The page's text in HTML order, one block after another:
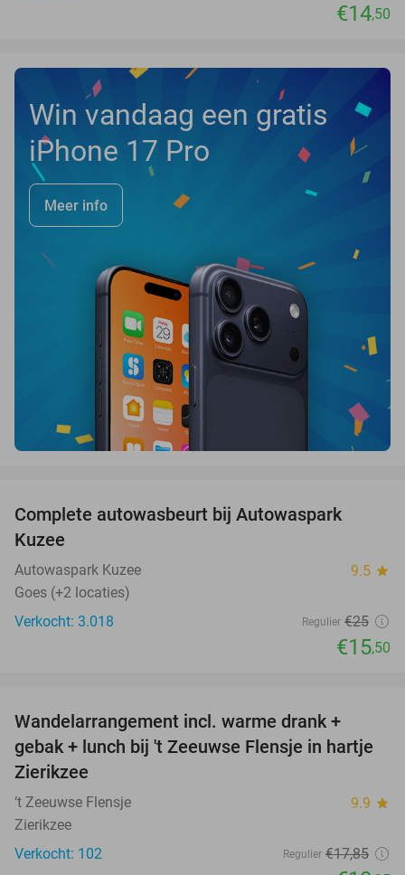
€14,50
Win vandaag een gratis
iPhone 17 Pro
Meer info
Complete autowasbeurt bij Autowaspark
Kuzee
Autowaspark Kuzee 9.5 star
Goes (+2 locaties)
Verkocht: 3.018
Regulier €25
€15,50
Wandelarrangement incl. warme drank +
gebak + lunch bij 't Zeeuwse Flensje in hartje
Zierikzee
‘t Zeeuwse Flensje 9.9 star
Zierikzee
Verkocht: 102
Regulier €17,85